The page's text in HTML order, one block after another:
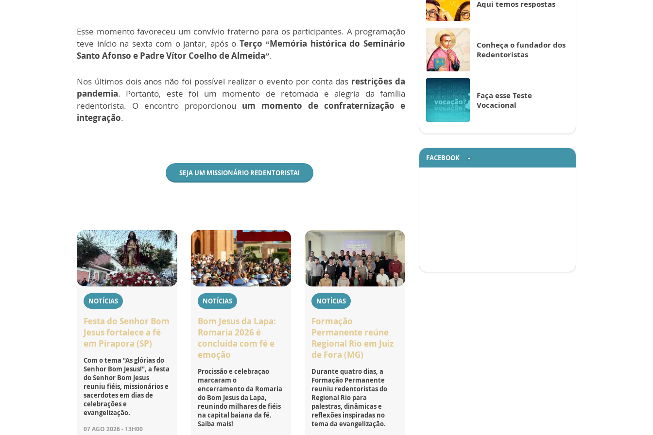
Esse momento favoreceu um convívio fraterno para os participantes. A programação
teve início na sexta com o jantar, após o Terço “Memória histórica do Seminário
Santo Afonso e Padre Vítor Coelho de Almeida”.
Nos últimos dois anos não foi possível realizar o evento por conta das restrições da
pandemia. Portanto, este foi um momento de retomada e alegria da família
redentorista. O encontro proporcionou um momento de confraternização e
integração.
SEJA UM MISSIONÁRIO REDENTORISTA!
NOTÍCIAS
Festa do Senhor Bom
Jesus fortalece a fé
em Pirapora (SP)
Com o tema "As glórias do
Senhor Bom Jesus!", a festa
do Senhor Bom Jesus
reuniu fiéis, missionários e
sacerdotes em dias de
celebrações e
evangelização.
07 AGO 2026 - 13H00
NOTÍCIAS
Bom Jesus da Lapa:
Romaria 2026 é
concluída com fé e
emoção
Procissão e celebraçao
marcaram o
encerramento da Romaria
do Bom Jesus da Lapa,
reunindo milhares de fiéis
na capital baiana da fé.
Saiba mais!
NOTÍCIAS
Formação
Permanente reúne
Regional Rio em Juiz
de Fora (MG)
Durante quatro dias, a
Formação Permanente
reuniu redentoristas do
Regional Rio para
palestras, dinâmicas e
reflexões inspiradas no
tema da evangelização.
Aqui temos respostas
Conheça o fundador dos
Redentoristas
Faça esse Teste
Vocacional
FACEBOOK